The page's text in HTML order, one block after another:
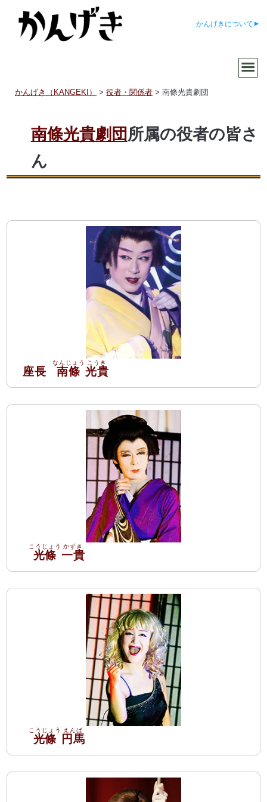
かんげきについて
かんげき（KANGEKI） >役者・関係者 >南條光貴劇団
南條光貴劇団 所属の役者の皆さ
ん
座長 南條 光貴
光條 一貴
光條 円馬